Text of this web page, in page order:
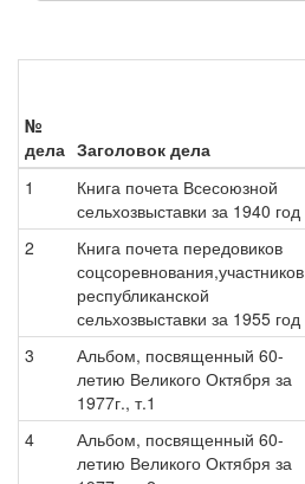
№
дела Заголовок дела
1
Книга почета Всесоюзной
сельхозвыставки за 1940 год
2
Книга почета передовиков
соцсоревнования,участников
республиканской
сельхозвыставки за 1955 год
3
Альбом, посвященный 60-
летию Великого Октября за
1977г., т.1
4
Альбом, посвященный 60-
летию Великого Октября за